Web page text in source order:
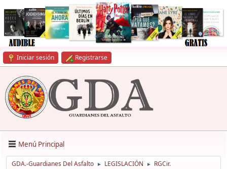
Iniciar sesión Registrarse
Menú Principal
GDA.-Guardianes Del Asfalto ► LEGISLACIÓN ► RGCir.